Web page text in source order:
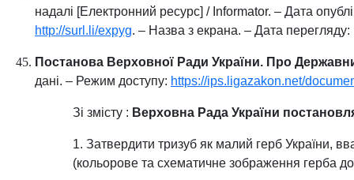
надалі [Електронний ресурс] / Іnformator. – Дата
http://surl.li/expyg. – Назва з екрана. – Дата
Постанова Верховної Ради України. Про
дані. – Режим доступу: https://ips.ligazakon.net/
Зі змісту : Верховна Рада України
1. Затвердити тризуб як малий герб України,
(кольорове та схематичне зображення герба